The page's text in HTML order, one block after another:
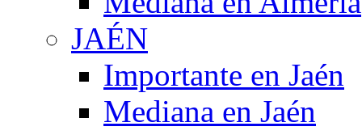
JAÉN
Importante en Jaén
Mediana en Jaén